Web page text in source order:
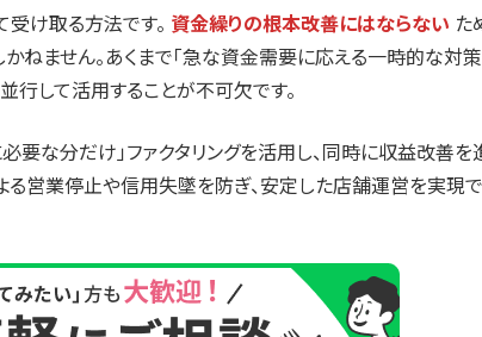
受け取る方法です。 資金繰りの根本改善にはならない た
ません。あくまで「急な資金需要に応える一時的な対策
して活用することが不可欠です。
要な分だけ」ファクタリングを活用し、同時に収益改善を
る営業停止や信用失墜を防ぎ、安定した店舗運営を実現